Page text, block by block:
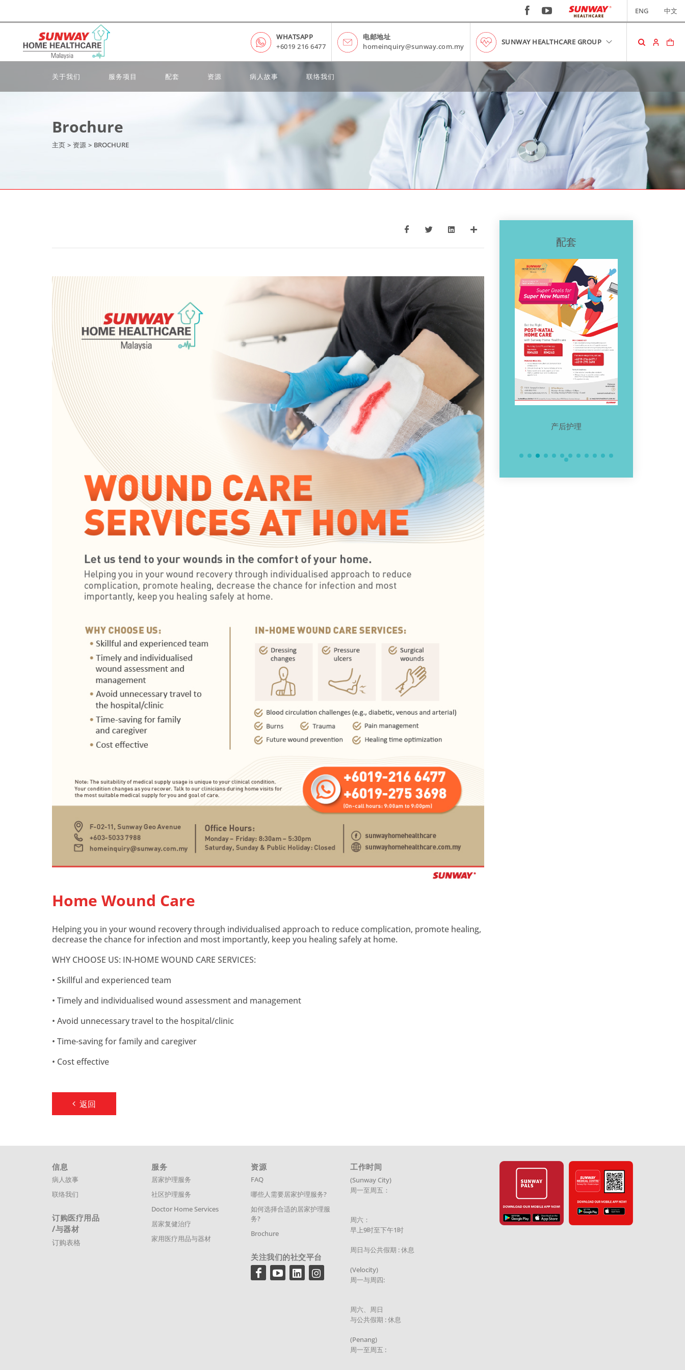
ENG 中文
WHATSAPP
+6019 216 6477
电邮地址
homeinquiry@sunway.com.my
SUNWAY HEALTHCARE GROUP
您的购物车中没有商品。
RM0.00 查看购物车
关于我们 服务项目 配套 资源 病人故事 联络我们
Brochure
主页 > 资源 > BROCHURE
Home Wound Care
Helping you in your wound recovery through individualised approach to reduce complication, promote healing,
decrease the chance for infection and most importantly, keep you healing safely at home.
WHY CHOOSE US: IN-HOME WOUND CARE SERVICES:
• Skillful and experienced team
• Timely and individualised wound assessment and management
• Avoid unnecessary travel to the hospital/clinic
• Time-saving for family and caregiver
• Cost effective
返回
配套
远程医疗会诊
上门检测2019冠状病毒病
（COVID-19）服务
新冠肺炎居家远程医护
产后护理 居家物理治疗
信息
病人故事
联络我们
订购医疗用品
/与器材
订购表格
服务
居家护理服务
社区护理服务
Doctor Home Services
居家复健治疗
家用医疗用品与器材
资源
FAQ
哪些人需要居家护理服务?
如何选择合适的居家护理服
务?
Brochure
关注我们的社交平台
工作时间
(Sunway City)
周一至周五：
周六：
早上9时至下午1时
周日与公共假期 : 休息
(Velocity)
周一与周四:
周六、周日
与公共假期 : 休息
(Penang)
周一至周五 :